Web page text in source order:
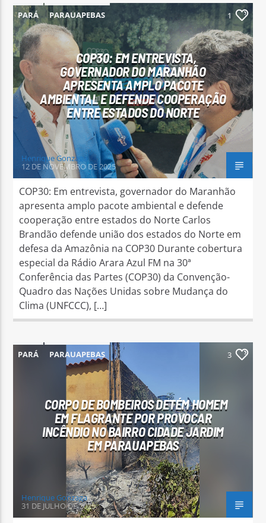
PARÁ PARAUAPEBAS 1
COP30: EM ENTREVISTA,
GOVERNADOR DO MARANHÃO
APRESENTA AMPLO PACOTE
AMBIENTAL E DEFENDE COOPERAÇÃO
ENTRE ESTADOS DO NORTE
Henrique Gonzaga
12 DE NOVEMBRO DE 2025
COP30: Em entrevista, governador do Maranhão
apresenta amplo pacote ambiental e defende
cooperação entre estados do Norte Carlos
Brandão defende união dos estados do Norte em
defesa da Amazônia na COP30 Durante cobertura
especial da Rádio Arara Azul FM na 30ª
Conferência das Partes (COP30) da Convenção-
Quadro das Nações Unidas sobre Mudança do
Clima (UNFCCC), […]
PARÁ PARAUAPEBAS 3
CORPO DE BOMBEIROS DETÉM HOMEM
EM FLAGRANTE POR PROVOCAR
INCÊNDIO NO BAIRRO CIDADE JARDIM
EM PARAUAPEBAS
Henrique Gonzaga
31 DE JULHO DE 2025